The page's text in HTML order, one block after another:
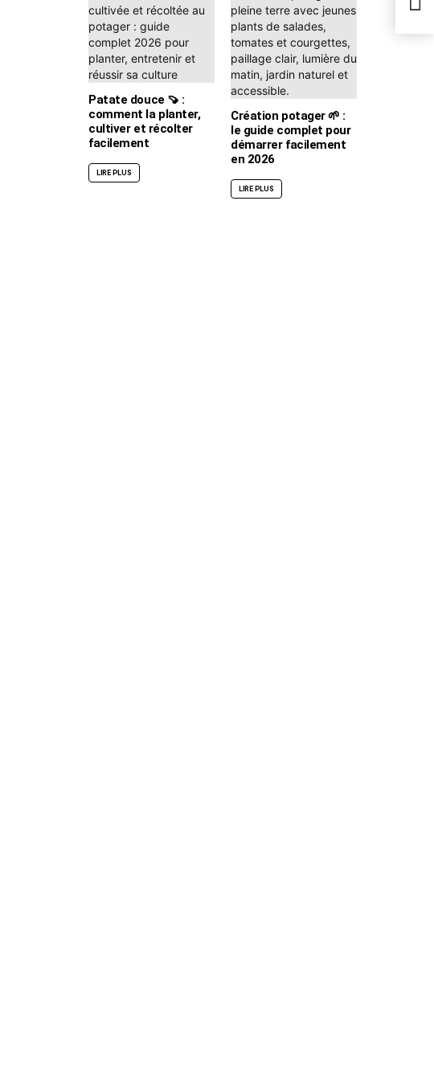
Patate douce 🍠 :
comment la planter,
cultiver et récolter
facilement
LIRE PLUS
Création potager 🌱 :
le guide complet pour
démarrer facilement
en 2026
LIRE PLUS